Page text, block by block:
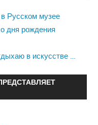
в Русском музее
дня рождения
в искусстве …